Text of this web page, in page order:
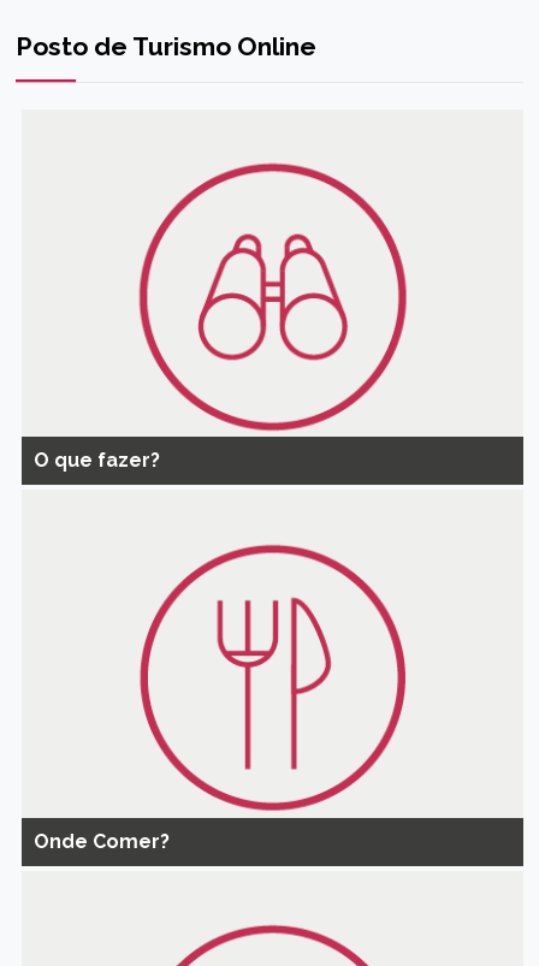
Posto de Turismo Online
O que fazer?
Onde Comer?